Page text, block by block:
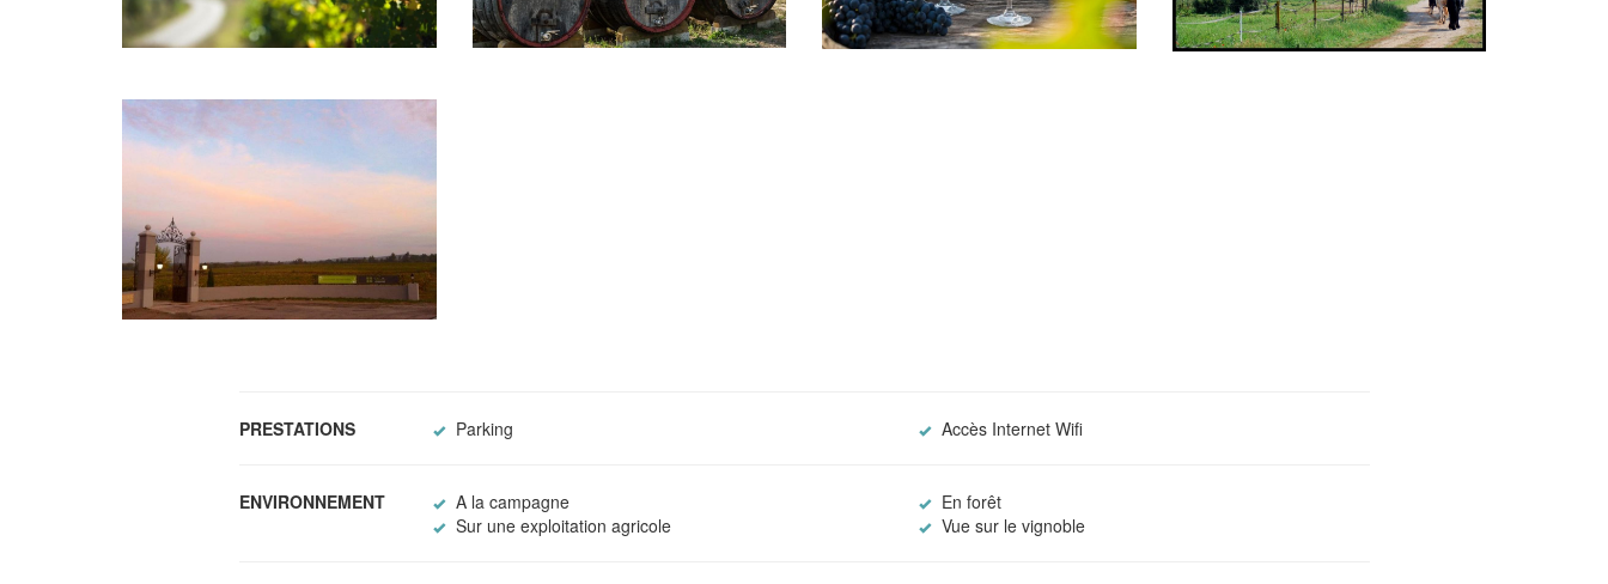
PRESTATIONS Parking Accès Internet Wifi
ENVIRONNEMENT A la campagne
En forêt
Sur une exploitation agricole
Vue sur le vignoble